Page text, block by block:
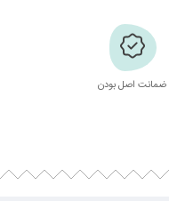
ضمانت اصل بودن